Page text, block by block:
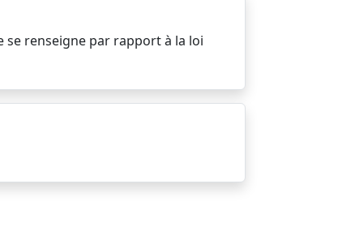
se renseigne par rapport à la loi